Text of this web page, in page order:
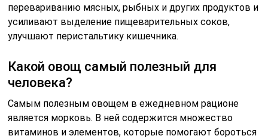
перевариванию мясных, рыбных и других продуктов и
усиливают выделение пищеварительных соков,
улучшают перистальтику кишечника.
Какой овощ самый полезный для
человека?
Самым полезным овощем в ежедневном рационе
является морковь. В ней содержится множество
витаминов и элементов, которые помогают бороться